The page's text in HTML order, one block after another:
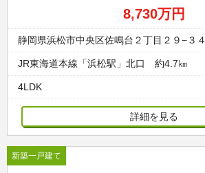
8,730万円
静岡県浜松市中央区佐鳴台２丁目２９−３４
JR東海道本線「浜松駅」北口 約4.7㎞
4LDK
詳細を見る
新築一戸建て